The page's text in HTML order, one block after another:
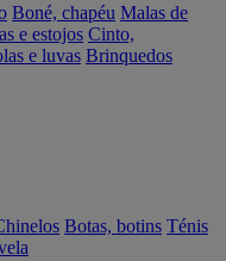
Boné, chapéu Malas de
e estojos Cinto,
e luvas Brinquedos
Botas, botins Ténis